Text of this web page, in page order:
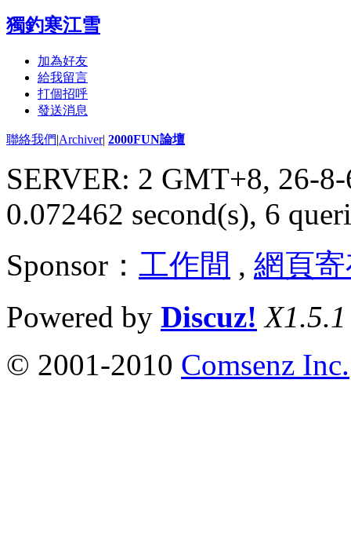
獨釣寒江雪
加為好友
給我留言
打個招呼
發送消息
聯絡我們|Archiver| 2000FUN論壇
SERVER: 2 GMT+8, 26-
0.072462 second(s), 6
Sponsor： 工作間 , 網頁
Powered by Discuz! X1.5.1
© 2001-2010 Comsenz Inc.